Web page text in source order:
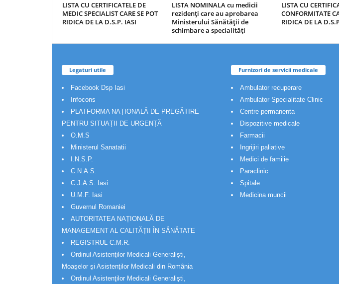
LISTA CU CERTIFICATELE DE
MEDIC SPECIALIST CARE SE POT
RIDICA DE LA D.S.P. IASI
LISTA NOMINALA cu medicii
rezidenţi care au aprobarea
Ministerului Sănătăţii de
schimbare a specialităţi
LISTA CU
CONFORMITATE
RIDICA DE LA
Legaturi utile
Facebook Dsp Iasi
Infocons
PLATFORMA NAȚIONALĂ DE PREGĂTIRE
PENTRU SITUAȚII DE URGENȚĂ
O.M.S
Ministerul Sanatatii
I.N.S.P.
C.N.A.S.
C.J.A.S. Iasi
U.M.F. Iasi
Guvernul Romaniei
AUTORITATEA NAȚIONALĂ DE
MANAGEMENT AL CALITĂȚII ÎN SĂNĂTATE
REGISTRUL C.M.R.
Ordinul Asistenţilor Medicali Generalişti,
Moaşelor şi Asistenţilor Medicali din România
Ordinul Asistenţilor Medicali Generalişti,
Furnizori de servicii medicale
Ambulator recuperare
Ambulator Specialitate Clinic
Centre permanenta
Dispozitive medicale
Farmacii
Ingrijiri paliative
Medici de familie
Paraclinic
Spitale
Medicina muncii